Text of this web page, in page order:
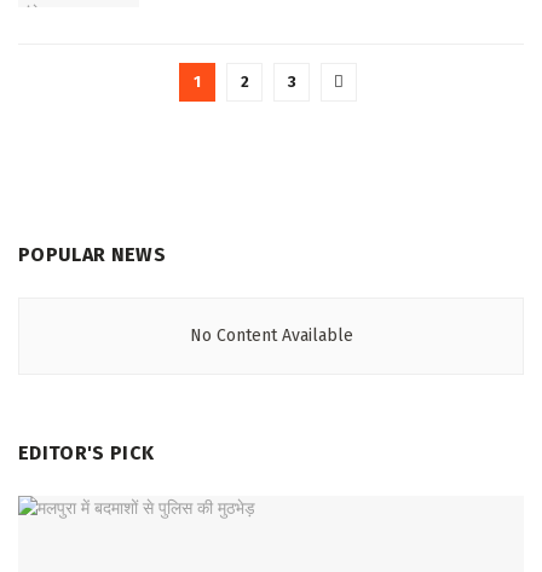
1 2 3
POPULAR NEWS
No Content Available
EDITOR'S PICK